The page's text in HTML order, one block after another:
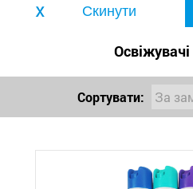
Освіжувачі
Сортувати: